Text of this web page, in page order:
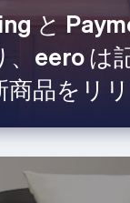
と
、eero は
商品をリ